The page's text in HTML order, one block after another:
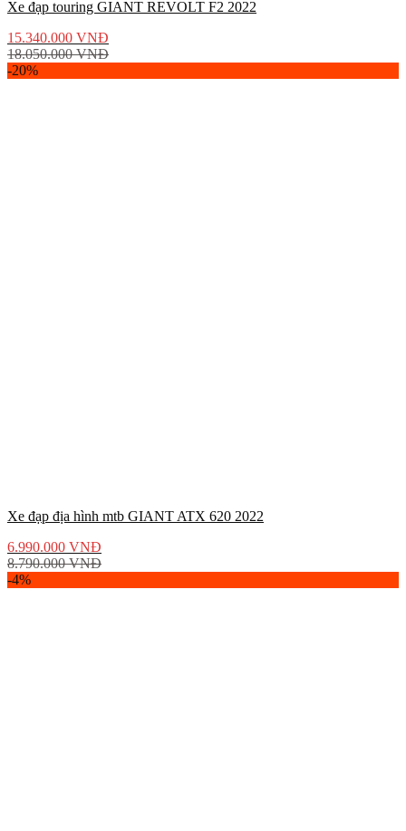
Xe đạp touring GIANT REVOLT F2 2022
15.340.000 VNĐ
18.050.000VNĐ
-20%
Xe đạp địa hình mtb GIANT ATX 620 2022
6.990.000 VNĐ
8.790.000VNĐ
-4%